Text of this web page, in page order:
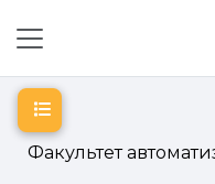
Факультет
Відкритий